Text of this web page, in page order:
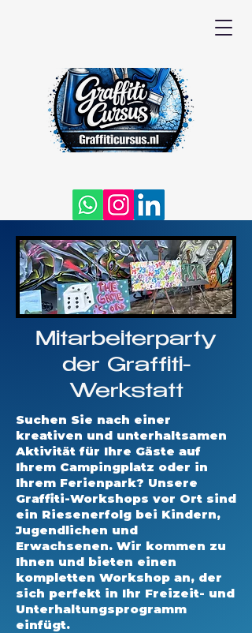
Mitarbeiterparty
der Graffiti-
Werkstatt
Suchen Sie nach einer
kreativen und unterhaltsamen
Aktivität für Ihre Gäste auf
Ihrem Campingplatz oder in
Ihrem Ferienpark? Unsere
Graffiti-Workshops vor Ort sind
ein Riesenerfolg bei Kindern,
Jugendlichen und
Erwachsenen. Wir kommen zu
Ihnen und bieten einen
kompletten Workshop an, der
sich perfekt in Ihr Freizeit- und
Unterhaltungsprogramm
einfügt.